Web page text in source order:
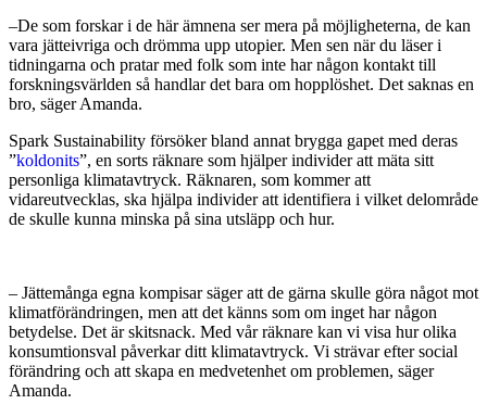
–De som forskar i de här ämnena ser mera på möjligheterna, de kan
vara jätteivriga och drömma upp utopier. Men sen när du läser i
tidningarna och pratar med folk som inte har någon kontakt till
forskningsvärlden så handlar det bara om hopplöshet. Det saknas en
bro, säger Amanda.
Spark Sustainability försöker bland annat brygga gapet med deras
”koldonits”, en sorts räknare som hjälper individer att mäta sitt
personliga klimatavtryck. Räknaren, som kommer att
vidareutvecklas, ska hjälpa individer att identifiera i vilket delområde
de skulle kunna minska på sina utsläpp och hur.
– Jättemånga egna kompisar säger att de gärna skulle göra något mot
klimatförändringen, men att det känns som om inget har någon
betydelse. Det är skitsnack. Med vår räknare kan vi visa hur olika
konsumtionsval påverkar ditt klimatavtryck. Vi strävar efter social
förändring och att skapa en medvetenhet om problemen, säger
Amanda.